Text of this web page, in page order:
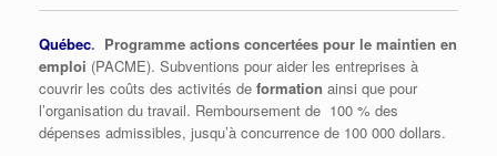
Québec. Programme actions concertées pour le maintien en
emploi (PACME). Subventions pour aider les entreprises à
couvrir les coûts des activités de formation ainsi que pour
l’organisation du travail. Remboursement de 100 % des
dépenses admissibles, jusqu’à concurrence de 100 000 dollars.